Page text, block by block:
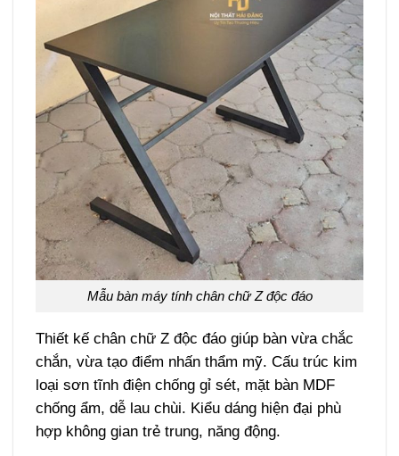
Mẫu bàn máy tính chân chữ Z độc đáo
Thiết kế chân chữ Z độc đáo giúp bàn vừa chắc
chắn, vừa tạo điểm nhấn thẩm mỹ. Cấu trúc kim
loại sơn tĩnh điện chống gỉ sét, mặt bàn MDF
chống ẩm, dễ lau chùi. Kiểu dáng hiện đại phù
hợp không gian trẻ trung, năng động.